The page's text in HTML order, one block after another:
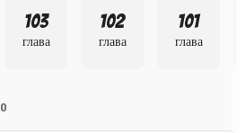
103
глава
102
глава
101
глава
0